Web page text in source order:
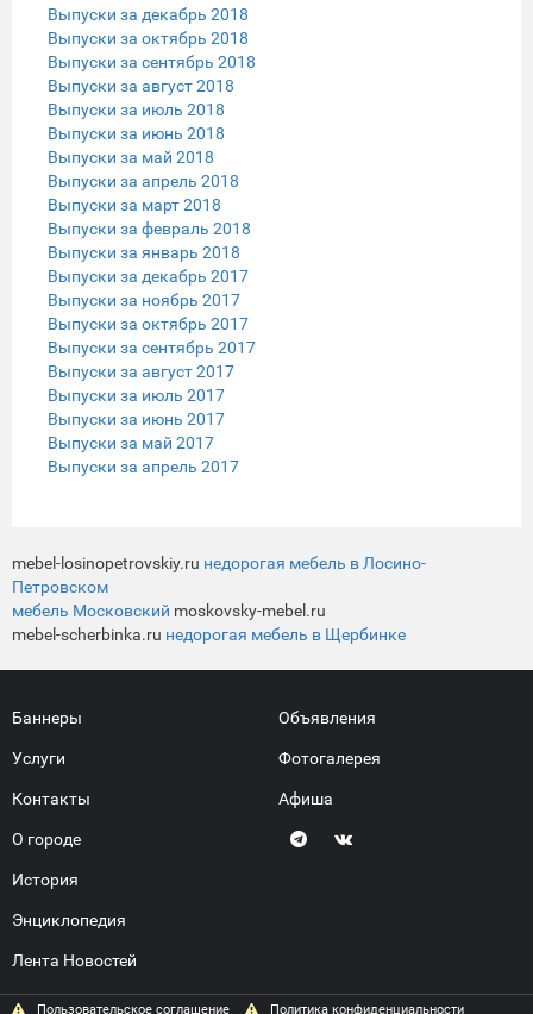
Выпуски за декабрь 2018
Выпуски за октябрь 2018
Выпуски за сентябрь 2018
Выпуски за август 2018
Выпуски за июль 2018
Выпуски за июнь 2018
Выпуски за май 2018
Выпуски за апрель 2018
Выпуски за март 2018
Выпуски за февраль 2018
Выпуски за январь 2018
Выпуски за декабрь 2017
Выпуски за ноябрь 2017
Выпуски за октябрь 2017
Выпуски за сентябрь 2017
Выпуски за август 2017
Выпуски за июль 2017
Выпуски за июнь 2017
Выпуски за май 2017
Выпуски за апрель 2017
mebel-losinopetrovskiy.ru недорогая мебель в Лосино-
Петровском
мебель Московский moskovsky-mebel.ru
mebel-scherbinka.ru недорогая мебель в Щербинке
Баннеры
Услуги
Контакты
О городе
История
Энциклопедия
Лента Новостей
Объявления
Фотогалерея
Афиша
Пользовательское соглашение Политика конфиденциальности